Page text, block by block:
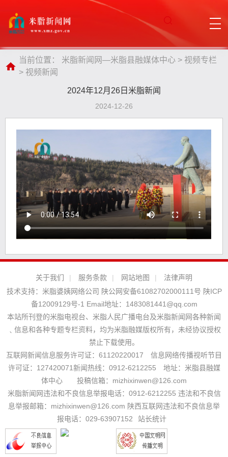
当前位置： 米脂新闻网—米脂县融媒体中心 > 视频专栏
> 视频新闻
2024年12月26日米脂新闻
2024-12-26
关于我们 | 服务条款 | 网站地图 |
法律声明
技术支持： 米脂婆姨网络公司 陕公网安备61082702000111号 陕ICP
备12009129号-1 Email地址： 1483081441@qq.com
本站所刊登的米脂电视台、米脂人民广播电台及米脂新闻网各种新闻
﹑信息和各种专题专栏资料，均为米脂融媒版权所有，未经协议授权
禁止下载使用。
互联网新闻信息服务许可证：61120220017 信息网络传播视听节目
许可证：127420071新闻热线：0912-6212255 地址：米脂县融媒
体中心 投稿信箱：mizhixinwen@126.com
米脂新闻网违法和不良信息举报电话：0912-6212255 违法和不良信
息举报邮箱：mizhixinwen@126.com 陕西互联网违法和不良信息举
报电话：029-63907152
站长统计